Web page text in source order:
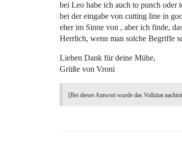
bei Leo habe ich auch to punch oder
bei der eingabe von cutting line in
eher im Sinne von , aber ich finde,
Herrlich, wenn man solche Begriffe
Lieben Dank für deine Mühe,
Grüße von Vroni
[Bei dieser Antwort wurde das Vollzitat